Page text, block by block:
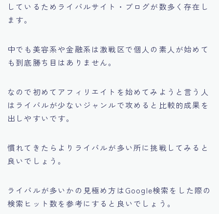
しているためライバルサイト・ブログが数多く存在し
ます。
中でも美容系や金融系は激戦区で個人の素人が始めて
も到底勝ち目はありません。
なので初めてアフィリエイトを始めてみようと言う人
はライバルが少ないジャンルで攻めると比較的成果を
出しやすいです。
慣れてきたらよりライバルが多い所に挑戦してみると
良いでしょう。
ライバルが多いかの見極め方はGoogle検索をした際の
検索ヒット数を参考にすると良いでしょう。